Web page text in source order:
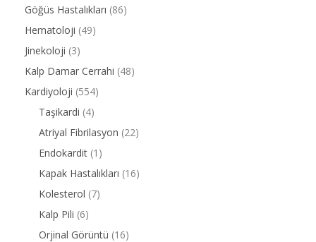
Göğüs Hastalıkları (86)
Hematoloji (49)
Jinekoloji (3)
Kalp Damar Cerrahi (48)
Kardiyoloji (554)
Taşikardi (4)
Atriyal Fibrilasyon (22)
Endokardit (1)
Kapak Hastalıkları (16)
Kolesterol (7)
Kalp Pili (6)
Orjinal Görüntü (16)